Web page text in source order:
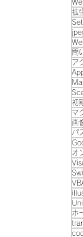
拡
問
ア
初
マ
画
パ
オ
ホ